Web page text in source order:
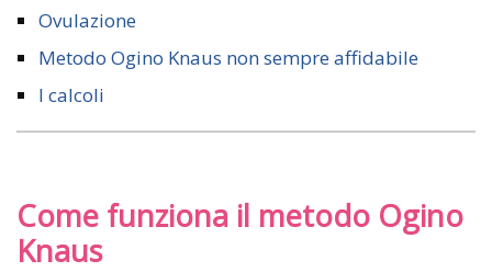
Ovulazione
Metodo Ogino Knaus non sempre affidabile
I calcoli
Come funziona il metodo Ogino
Knaus